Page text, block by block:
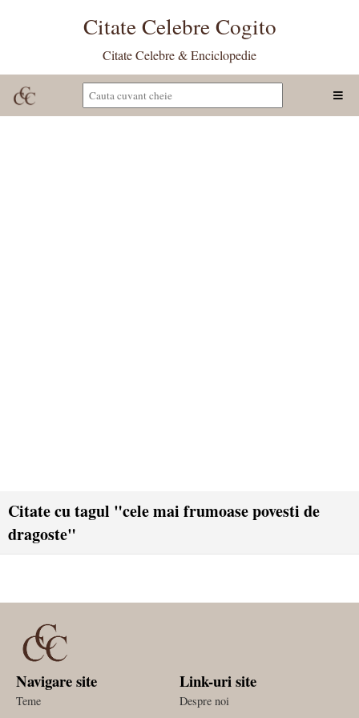
Citate Celebre Cogito
Citate Celebre & Enciclopedie
Citate cu tagul "cele mai frumoase povesti de
dragoste"
Navigare site
Teme
Link-uri site
Despre noi